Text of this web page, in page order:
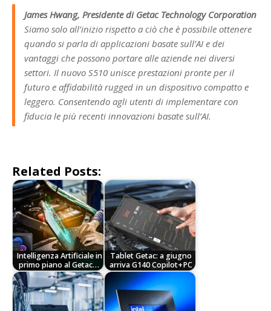
James Hwang, Presidente di Getac Technology Corporation
Siamo solo all’inizio rispetto a ciò che è possibile ottenere
quando si parla di applicazioni basate sull’AI e dei
vantaggi che possono portare alle aziende nei diversi
settori. Il nuovo S510 unisce prestazioni pronte per il
futuro e affidabilità rugged in un dispositivo compatto e
leggero. Consentendo agli utenti di implementare con
fiducia le più recenti innovazioni basate sull’AI.
Related Posts:
Intelligenza Artificiale in
primo piano al Getac…
Tablet Getac: a giugno
arriva G140 Copilot+PC